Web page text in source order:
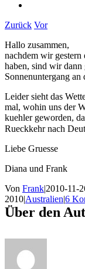
Zurück Vor
Hallo zusammen,
nachdem wir
haben, sind wir dann
Sonnenuntergang
Leider sieht das
mal, wohin uns der
kuehler geworden,
Rueckkehr nach
Liebe Gruesse
Diana und Frank
Von Frank|2010-11-
2010|Australien|6
Über den